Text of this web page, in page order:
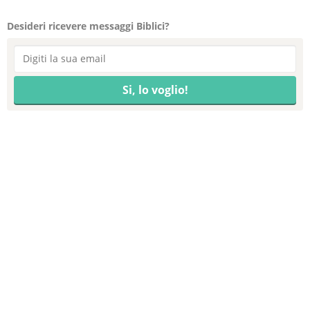
Desideri ricevere messaggi Biblici?